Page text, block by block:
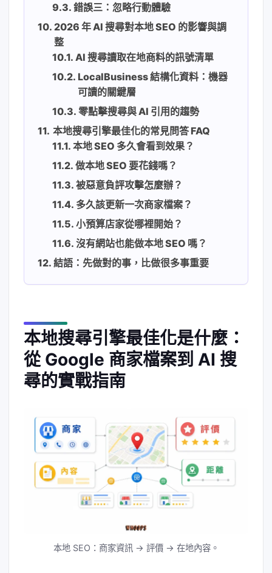
錯誤三：忽略行動體驗
2026 年 AI 搜尋對本地 SEO 的影響與調
整
AI 搜尋讀取在地商料的訊號清單
LocalBusiness 結構化資料：機器
可讀的關鍵層
零點擊搜尋與 AI 引用的趨勢
本地搜尋引擎最佳化的常見問答 FAQ
本地 SEO 多久會看到效果？
做本地 SEO 要花錢嗎？
被惡意負評攻擊怎麼辦？
多久該更新一次商家檔案？
小預算店家從哪裡開始？
沒有網站也能做本地 SEO 嗎？
結語：先做對的事，比做很多事重要
本地搜尋引擎最佳化是什麼：
從 Google 商家檔案到 AI 搜
尋的實戰指南
本地 SEO：商家資訊 → 評價 → 在地內容。